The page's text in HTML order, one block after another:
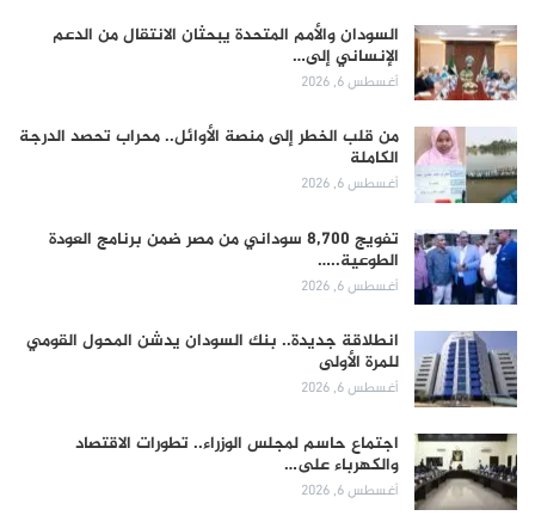
السودان والأمم المتحدة يبحثان الانتقال من الدعم
الإنساني إلى…
أغسطس 6, 2026
من قلب الخطر إلى منصة الأوائل.. محراب تحصد الدرجة
الكاملة
أغسطس 6, 2026
تفويج 8,700 سوداني من مصر ضمن برنامج العودة
الطوعية..…
أغسطس 6, 2026
انطلاقة جديدة.. بنك السودان يدشن المحول القومي
للمرة الأولى
أغسطس 6, 2026
اجتماع حاسم لمجلس الوزراء.. تطورات الاقتصاد
والكهرباء على…
أغسطس 6, 2026